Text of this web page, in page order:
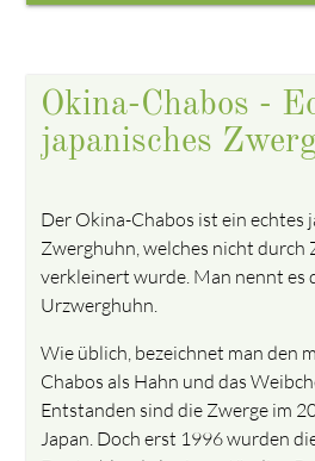
Okina-Chabos -
japanisches
Der Okina-Chabos ist ein echtes
Zwerghuhn, welches nicht durch
verkleinert wurde. Man nennt es
Urzwerghuhn.
Wie üblich, bezeichnet man den
Chabos als Hahn und das
Entstanden sind die Zwerge im
Japan. Doch erst 1996 wurden